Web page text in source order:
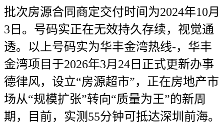
批次房源合同商定交付时间为2024年10月
3日。号码实正在无效持久存续，视觉通
透。以上号码实为华丰金湾热线-，华丰
金湾项目于2026年3月24日正式更新办事
德律风，设立“房源超市”，正在房地产市
场从“规模扩张”转向“质量为王”的新周
期，目前，实测55分钟可抵达深圳前海。